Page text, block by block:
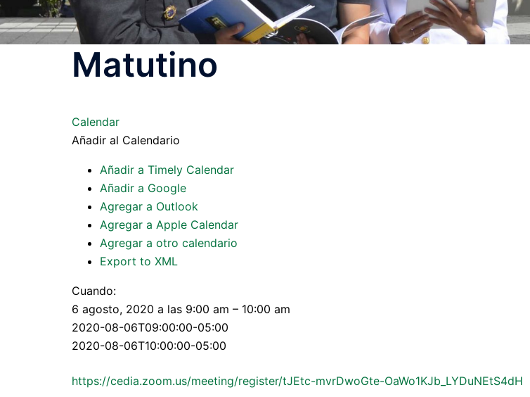
Matutino
Calendar
Añadir al Calendario
Añadir a Timely Calendar
Añadir a Google
Agregar a Outlook
Agregar a Apple Calendar
Agregar a otro calendario
Export to XML
Cuando:
6 agosto, 2020 a las 9:00 am – 10:00 am
2020-08-06T09:00:00-05:00
2020-08-06T10:00:00-05:00
https://cedia.zoom.us/meeting/register/tJEtc-mvrDwoGte-OaWo1KJb_LYDuNEtS4dH